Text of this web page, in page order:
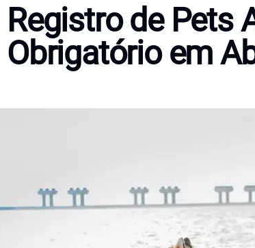
Registro de Pets
Obrigatório em